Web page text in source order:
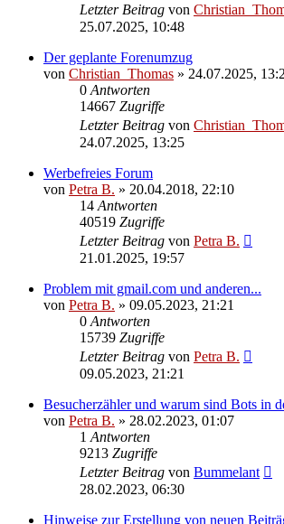
Letzter Beitrag von
25.07.2025, 10:48
Der geplante Forenumzug
von Christian_Thomas » 24.07.2025,
0Antworten
14667 Zugriffe
Letzter Beitrag von
24.07.2025, 13:25
Werbefreies Forum
von Petra B. » 20.04.2018, 22:10
14Antworten
40519 Zugriffe
Letzter Beitrag von Petra B.
21.01.2025, 19:57
Problem mit gmail.com und anderen...
von Petra B. » 09.05.2023, 21:21
0Antworten
15739 Zugriffe
Letzter Beitrag von Petra B.
09.05.2023, 21:21
Besucherzähler und warum sind Bots in
von Petra B. » 28.02.2023, 01:07
1Antworten
9213 Zugriffe
Letzter Beitrag von Bummelant
28.02.2023, 06:30
Hinweise zur Erstellung von neuen